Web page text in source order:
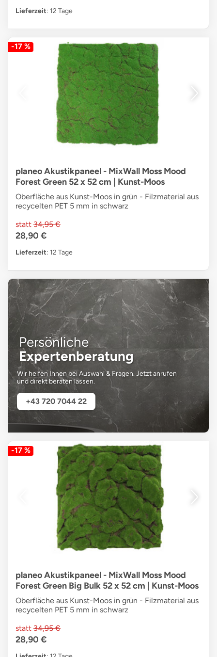
Lieferzeit: 12 Tage
-17 %
planeo Akustikpaneel - MixWall Moss Mood
Forest Green 52 x 52 cm | Kunst-Moos
Oberfläche aus Kunst-Moos in grün - Filzmaterial aus
recycelten PET 5 mm in schwarz
statt 34,95 €
28,90 €
Lieferzeit: 12 Tage
Persönliche
Expertenberatung
Wir helfen Ihnen bei Auswahl & Fragen. Jetzt anrufen
und direkt beraten lassen.
+43 720 7044 22
-17 %
planeo Akustikpaneel - MixWall Moss Mood
Forest Green Big Bulk 52 x 52 cm | Kunst-Moos
Oberfläche aus Kunst-Moos in grün - Filzmaterial aus
recycelten PET 5 mm in schwarz
statt 34,95 €
28,90 €